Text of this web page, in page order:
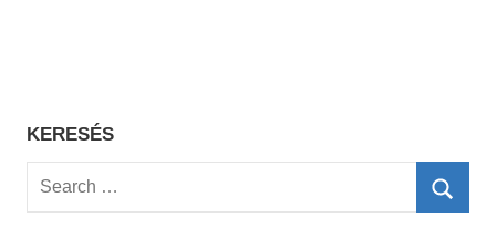
KERESÉS
Search